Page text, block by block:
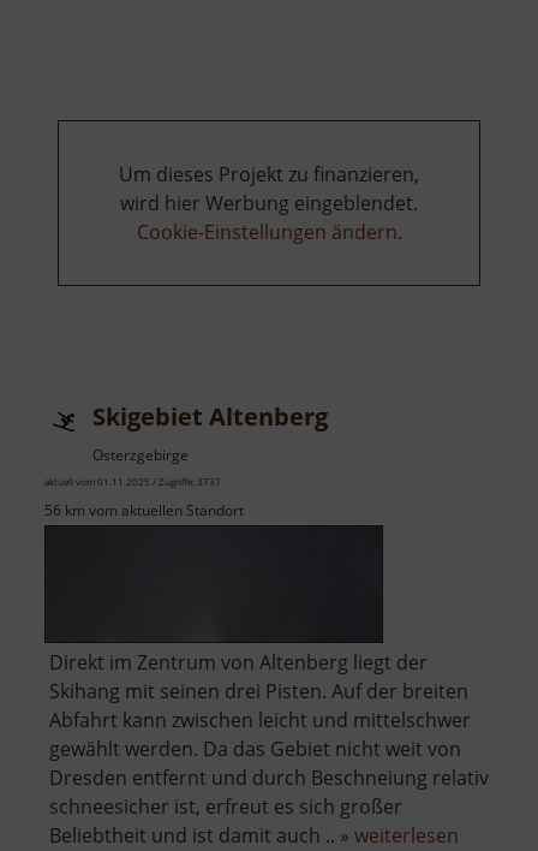
Um dieses Projekt zu finanzieren,
wird hier Werbung eingeblendet.
Cookie-Einstellungen ändern.
Skigebiet Altenberg
Osterzgebirge
aktuell vom 01.11.2025 / Zugriffe: 3737
56 km vom aktuellen Standort
Direkt im Zentrum von Altenberg liegt der
Skihang mit seinen drei Pisten. Auf der breiten
Abfahrt kann zwischen leicht und mittelschwer
gewählt werden. Da das Gebiet nicht weit von
Dresden entfernt und durch Beschneiung relativ
schneesicher ist, erfreut es sich großer
Beliebtheit und ist damit auch .. » weiterlesen